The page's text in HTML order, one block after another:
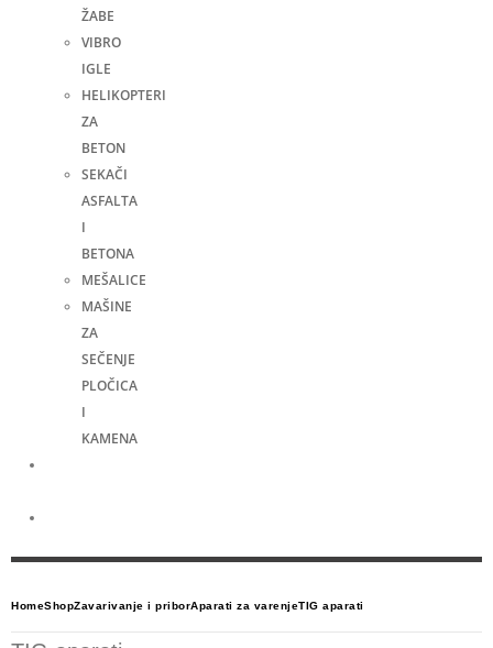
ŽABE
VIBRO
IGLE
HELIKOPTERI
ZA
BETON
SEKAČI
ASFALTA
I
BETONA
MEŠALICE
MAŠINE
ZA
SEČENJE
PLOČICA
I
KAMENA
HomeShopZavarivanje i priborAparati za varenjeTIG aparati